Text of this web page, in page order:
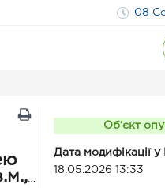
08
Об’єкт
Дата модифікації
18.05.2026 13:33